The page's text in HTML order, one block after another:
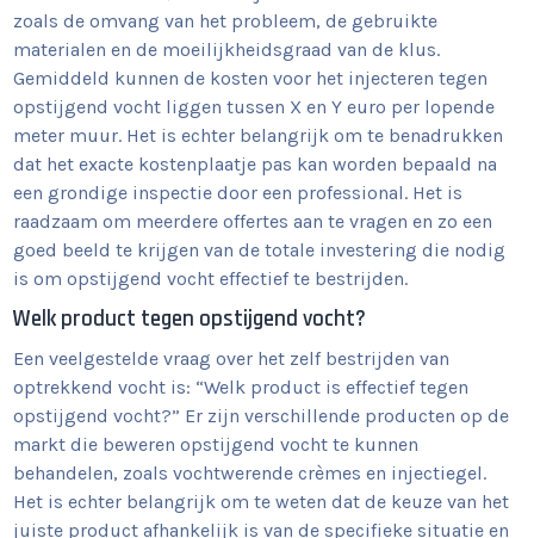
zoals de omvang van het probleem, de gebruikte
materialen en de moeilijkheidsgraad van de klus.
Gemiddeld kunnen de kosten voor het injecteren tegen
opstijgend vocht liggen tussen X en Y euro per lopende
meter muur. Het is echter belangrijk om te benadrukken
dat het exacte kostenplaatje pas kan worden bepaald na
een grondige inspectie door een professional. Het is
raadzaam om meerdere offertes aan te vragen en zo een
goed beeld te krijgen van de totale investering die nodig
is om opstijgend vocht effectief te bestrijden.
Welk product tegen opstijgend vocht?
Een veelgestelde vraag over het zelf bestrijden van
optrekkend vocht is: “Welk product is effectief tegen
opstijgend vocht?” Er zijn verschillende producten op de
markt die beweren opstijgend vocht te kunnen
behandelen, zoals vochtwerende crèmes en injectiegel.
Het is echter belangrijk om te weten dat de keuze van het
juiste product afhankelijk is van de specifieke situatie en